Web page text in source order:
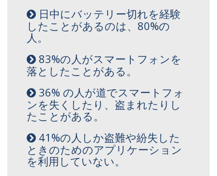
日中にバッテリー切れを経験
したことがあるのは、80%の
人。
83%の人がスマートフォンを
落としたことがある。
36% の人が道でスマートフォ
ンを失くしたり、盗まれたりし
たことがある。
41%の人しか盗難や紛失した
ときのためのアプリケーション
を利用していない。